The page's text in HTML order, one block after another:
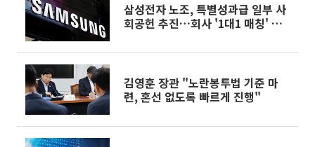
삼성전자 노조, 특별성과급 일부 사
회공헌 추진…회사 '1대1 매칭' 검
김영훈 장관 "노란봉투법 기준 마
련, 혼선 없도록 빠르게 진행"